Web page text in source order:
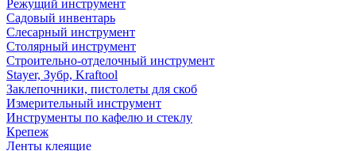
Режущий инструмент
Садовый инвентарь
Слесарный инструмент
Столярный инструмент
Строительно-отделочный инструмент
Stayer, Зубр, Kraftool
Заклепочники, пистолеты для скоб
Измерительный инструмент
Инструменты по кафелю и стеклу
Крепеж
Ленты клеящие